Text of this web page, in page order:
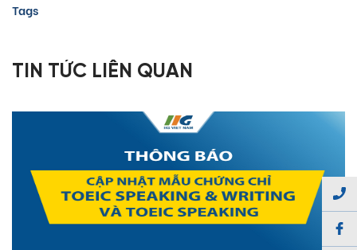
Tags
TIN TỨC LIÊN QUAN